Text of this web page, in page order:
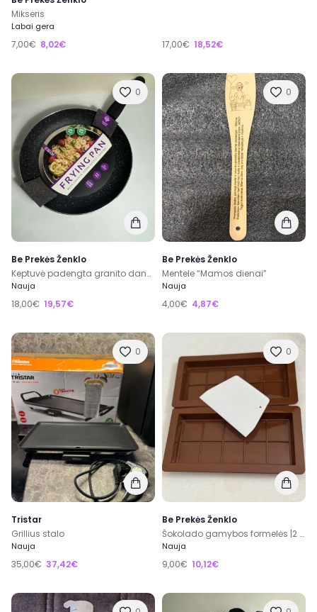
Mikseris
Labai gera
7,00€ 8,02€ 17,00€ 18,52€
0
Be Prekės Ženklo
Keptuvė padengta granito danga 32 cm
Nauja
18,00€ 19,57€
0
Be Prekės Ženklo
Mentele “Mamos dienai”
Nauja
4,00€ 4,87€
0
Tristar
Grillius stalo
Nauja
35,00€ 37,42€
0
Be Prekės Ženklo
Šokolado gamybos formelės |2 vnt| mentelė kartu
Nauja
9,00€ 10,12€